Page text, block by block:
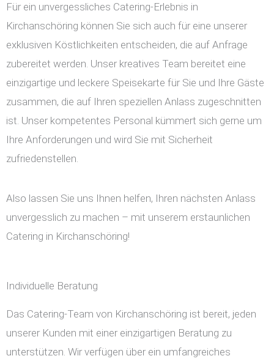
Für ein unvergessliches Catering-Erlebnis in
Kirchanschöring können Sie sich auch für eine unserer
exklusiven Köstlichkeiten entscheiden, die auf Anfrage
zubereitet werden. Unser kreatives Team bereitet eine
einzigartige und leckere Speisekarte für Sie und Ihre Gäste
zusammen, die auf Ihren speziellen Anlass zugeschnitten
ist. Unser kompetentes Personal kümmert sich gerne um
Ihre Anforderungen und wird Sie mit Sicherheit
zufriedenstellen.
Also lassen Sie uns Ihnen helfen, Ihren nächsten Anlass
unvergesslich zu machen – mit unserem erstaunlichen
Catering in Kirchanschöring!
Individuelle Beratung
Das Catering-Team von Kirchanschöring ist bereit, jeden
unserer Kunden mit einer einzigartigen Beratung zu
unterstützen. Wir verfügen über ein umfangreiches